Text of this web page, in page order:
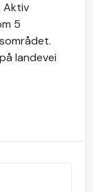
Aktiv
5
landevei